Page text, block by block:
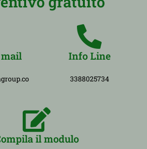
Info Line
3388025734
il modulo